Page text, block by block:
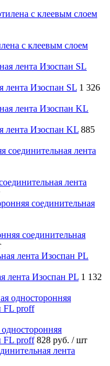
с клеевым слоем
лента Изоспан SL 1 326
лента Изоспан KL 885
лента
соединительная
лента Изоспан PL 1 132
FL proff 828 руб. / шт